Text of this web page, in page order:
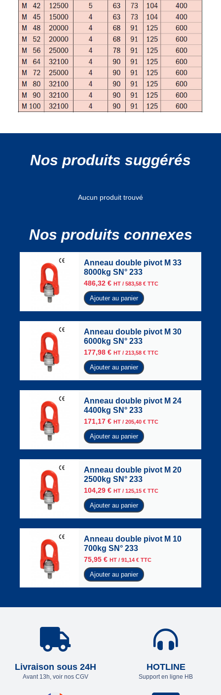
Nos produits suggérés
Aucun produit trouvé
Nos produits connexes
Anneau double pivot M 33
8000kg SN° 233
486,32 € HT / 583,58 € TTC
Ajouter au panier
Anneau double pivot M 30
6000kg SN° 233
177,98 € HT / 213,58 € TTC
Ajouter au panier
Anneau double pivot M 24
4400kg SN° 233
171,17 € HT / 205,40 € TTC
Ajouter au panier
Anneau double pivot M 20
2500kg SN° 233
104,29 € HT / 125,15 € TTC
Ajouter au panier
Anneau double pivot M 10
700kg SN° 233
75,95 € HT / 91,14 € TTC
Ajouter au panier
Livraison sous 24H
Avant 13h, voir nos CGV
HOTLINE
Support en ligne HB